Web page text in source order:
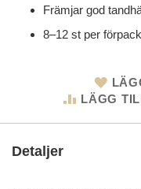
Främjar god
8–12 st per
LÄGG
Detaljer